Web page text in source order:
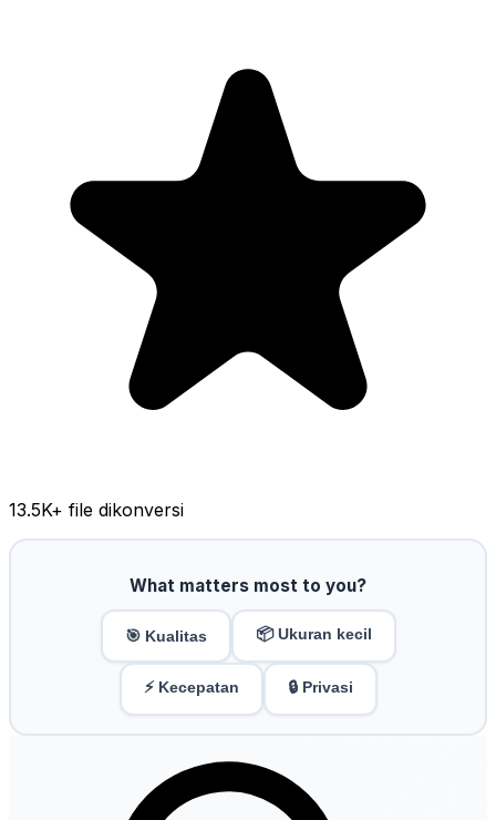
13.5K+ file dikonversi
What matters most to you?
🎯 Kualitas 📦 Ukuran kecil
⚡ Kecepatan 🔒 Privasi